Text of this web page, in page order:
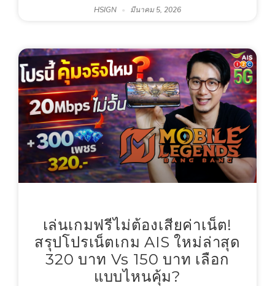
HSIGN มีนาคม 5, 2026
เล่นเกมฟรีไม่ต้องเสียค่าเน็ต!
สรุปโปรเน็ตเกม AIS ใหม่ล่าสุด
320 บาท Vs 150 บาท เลือก
แบบไหนคุ้ม?